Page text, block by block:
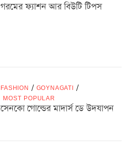
গরমের ফ্যাশন আর বিউটি টিপস
FASHION / GOYNAGATI /
MOST POPULAR
সেনকো গোল্ডের মাদার্স ডে উদযাপন